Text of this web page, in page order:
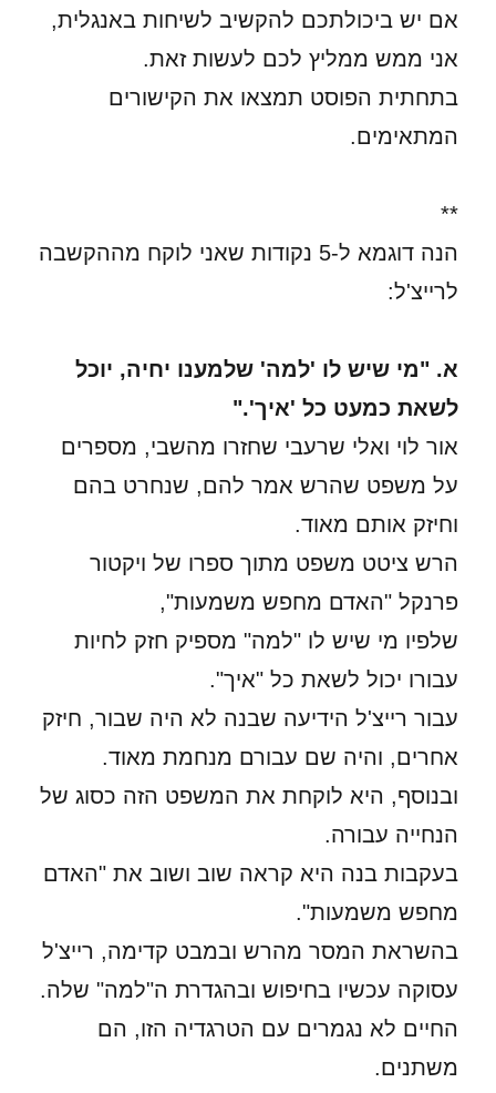
אם יש ביכולתכם להקשיב לשיחות באנגלית,
אני ממש ממליץ לכם לעשות זאת.
בתחתית הפוסט תמצאו את הקישורים
המתאימים.
**
הנה דוגמא ל-5 נקודות שאני לוקח מההקשבה
לרייצ'ל:
א. "מי שיש לו 'למה' שלמענו יחיה, יוכל
לשאת כמעט כל 'איך'."
אור לוי ואלי שרעבי שחזרו מהשבי, מספרים
על משפט שהרש אמר להם, שנחרט בהם
וחיזק אותם מאוד.
הרש ציטט משפט מתוך ספרו של ויקטור
פרנקל "האדם מחפש משמעות",
שלפיו מי שיש לו "למה" מספיק חזק לחיות
עבורו יכול לשאת כל "איך".
עבור רייצ'ל הידיעה שבנה לא היה שבור, חיזק
אחרים, והיה שם עבורם מנחמת מאוד.
ובנוסף, היא לוקחת את המשפט הזה כסוג של
הנחייה עבורה.
בעקבות בנה היא קראה שוב ושוב את "האדם
מחפש משמעות".
בהשראת המסר מהרש ובמבט קדימה, רייצ'ל
עסוקה עכשיו בחיפוש ובהגדרת ה"למה" שלה.
החיים לא נגמרים עם הטרגדיה הזו, הם
משתנים.